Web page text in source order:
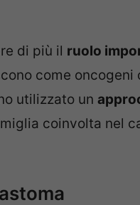
di più il ruolo
come oncogeni
utilizzato un
coinvolta nel